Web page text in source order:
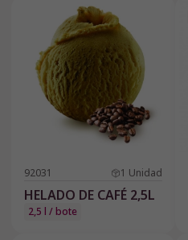
92031 1 Unidad
HELADO DE CAFÉ 2,5L
2,5 l / bote